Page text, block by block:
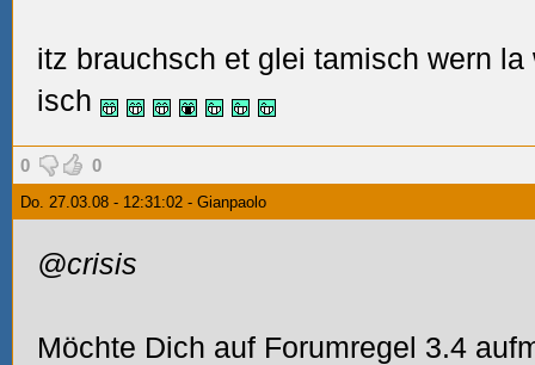
itz brauchsch et glei tamisch wern
isch
0 0
Do. 27.03.08 - 12:31:02 - Gianpaolo
@crisis
Möchte Dich auf Forumregel 3.4